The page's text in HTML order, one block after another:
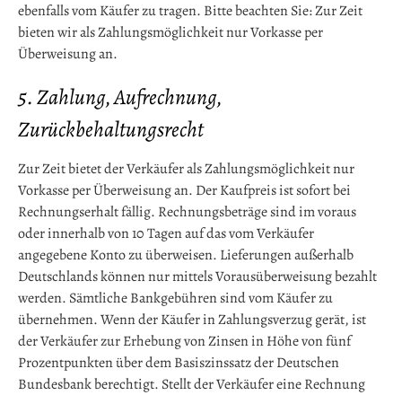
ebenfalls vom Käufer zu tragen. Bitte beachten Sie: Zur Zeit
bieten wir als Zahlungsmöglichkeit nur Vorkasse per
Überweisung an.
5. Zahlung, Aufrechnung,
Zurückbehaltungsrecht
Zur Zeit bietet der Verkäufer als Zahlungsmöglichkeit nur
Vorkasse per Überweisung an. Der Kaufpreis ist sofort bei
Rechnungserhalt fällig. Rechnungsbeträge sind im voraus
oder innerhalb von 10 Tagen auf das vom Verkäufer
angegebene Konto zu überweisen. Lieferungen außerhalb
Deutschlands können nur mittels Vorausüberweisung bezahlt
werden. Sämtliche Bankgebühren sind vom Käufer zu
übernehmen. Wenn der Käufer in Zahlungsverzug gerät, ist
der Verkäufer zur Erhebung von Zinsen in Höhe von fünf
Prozentpunkten über dem Basiszinssatz der Deutschen
Bundesbank berechtigt. Stellt der Verkäufer eine Rechnung